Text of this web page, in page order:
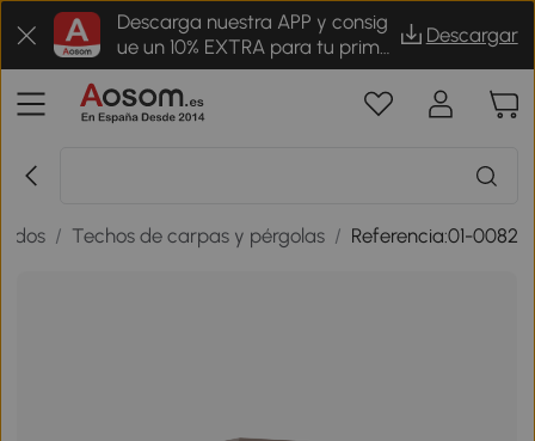
Descarga nuestra APP y consig
ue un 10% EXTRA para tu prime
r pedido
Descargar
/ Techos de carpas y pérgolas / Referencia:01-0082